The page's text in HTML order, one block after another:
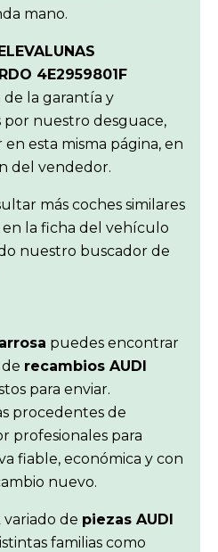
mano.
4E2959801F
de la garantía y
por nuestro desguace,
esta misma página, en
del vendedor.
más coches similares
en la ficha del vehículo
nuestro buscador de
puedes encontrar
recambios AUDI
para enviar.
procedentes de
profesionales para
fiable, económica y con
nuevo.
variado de piezas AUDI
familias como